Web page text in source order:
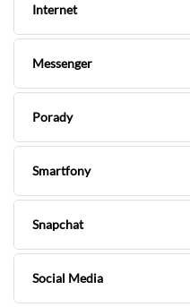
Internet
Messenger
Porady
Smartfony
Snapchat
Social Media